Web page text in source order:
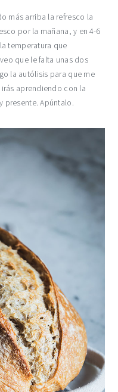
más arriba la refresco la
por la mañana, y en 4-6
temperatura que
que le falta unas dos
la autólisis para que me
aprendiendo con la
presente. Apúntalo.